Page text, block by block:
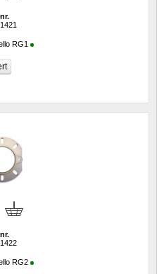
RG1
RG2